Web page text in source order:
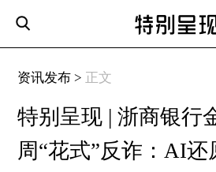
资讯发布 > 正文
特别呈现 | 浙商银行
周“花式”反诈：AI还